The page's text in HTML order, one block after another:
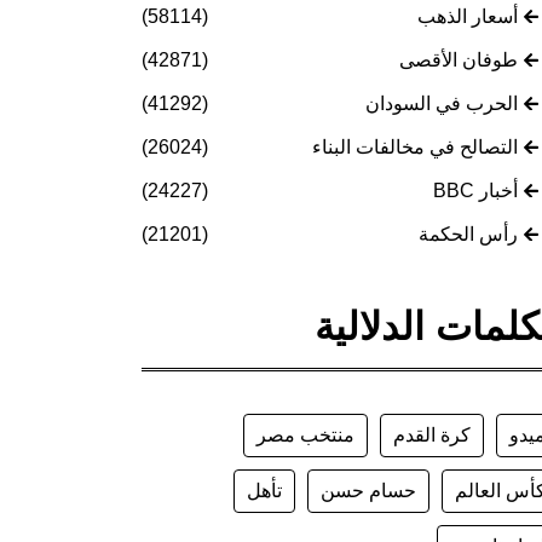
أسعار الذهب (58114)
طوفان الأقصى (42871)
الحرب في السودان (41292)
التصالح في مخالفات البناء (26024)
أخبار BBC (24227)
رأس الحكمة (21201)
الدلالية
كرة القدم منتخب مصر
العالم حسام حسن تأهل